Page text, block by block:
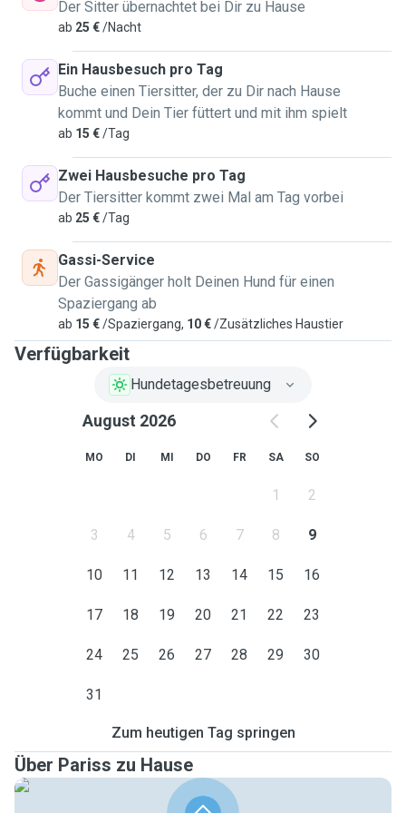
Der Sitter übernachtet bei Dir zu Hause
ab 25 €/Nacht
Ein Hausbesuch pro Tag
Buche einen Tiersitter, der zu Dir nach Hause
kommt und Dein Tier füttert und mit ihm spielt
ab 15 €/Tag
Zwei Hausbesuche pro Tag
Der Tiersitter kommt zwei Mal am Tag vorbei
ab 25 €/Tag
Gassi-Service
Der Gassigänger holt Deinen Hund für einen
Spaziergang ab
ab 15 €/Spaziergang, 10 €/Zusätzliches Haustier
Verfügbarkeit
Hundetagesbetreuung
August 2026
MO DI MI DO FR SA SO
1 2
3 4 5 6 7 8 9
10 11 12 13 14 15 16
17 18 19 20 21 22 23
24 25 26 27 28 29 30
31
Zum heutigen Tag springen
Über Pariss zu Hause